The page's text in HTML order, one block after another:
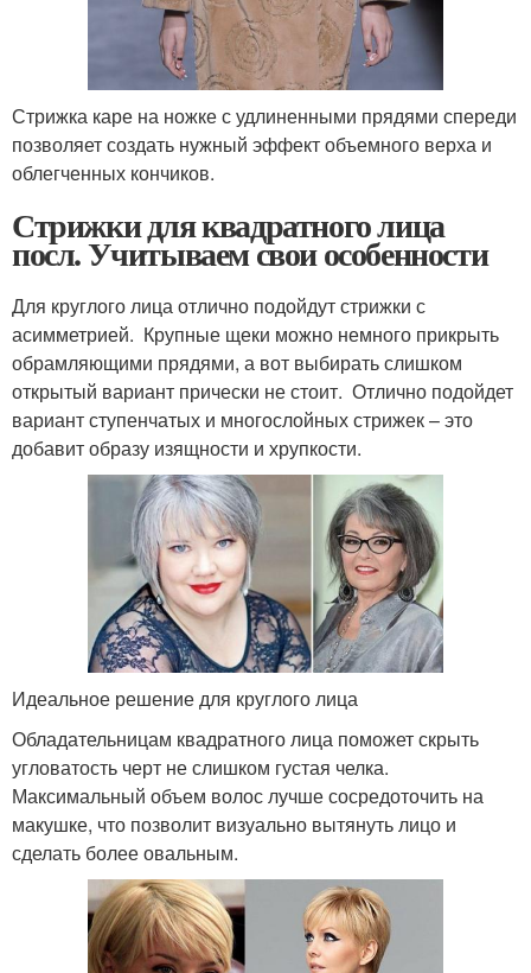
Стрижка каре на ножке с удлиненными прядями спереди
позволяет создать нужный эффект объемного верха и
облегченных кончиков.
Стрижки для квадратного лица
посл. Учитываем свои особенности
Для круглого лица отлично подойдут стрижки с
асимметрией. Крупные щеки можно немного прикрыть
обрамляющими прядями, а вот выбирать слишком
открытый вариант прически не стоит. Отлично подойдет
вариант ступенчатых и многослойных стрижек – это
добавит образу изящности и хрупкости.
Идеальное решение для круглого лица
Обладательницам квадратного лица поможет скрыть
угловатость черт не слишком густая челка.
Максимальный объем волос лучше сосредоточить на
макушке, что позволит визуально вытянуть лицо и
сделать более овальным.